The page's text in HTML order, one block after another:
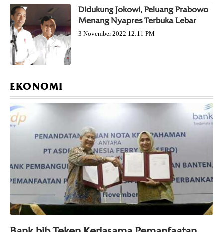
Didukung Jokowi, Peluang Prabowo
Menang Nyapres Terbuka Lebar
3 November 2022 12:11 PM
EKONOMI